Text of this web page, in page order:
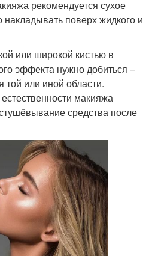
рекомендуется сухое
поверх жидкого и
или широкой кистью в
эффекта нужно добиться –
или иной области.
макияжа
средства после